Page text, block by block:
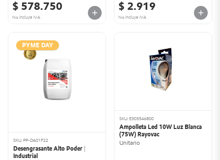
$ 578.750
No incluye IVA
$ 2.919
No incluye IVA
PYME DAY
SKU: PP-DA01F22
Desengrasante Alto Poder |
Industrial
SKU: E303546800
Ampolleta Led 10W Luz Blanca
(75W) Rayovac
Unitario